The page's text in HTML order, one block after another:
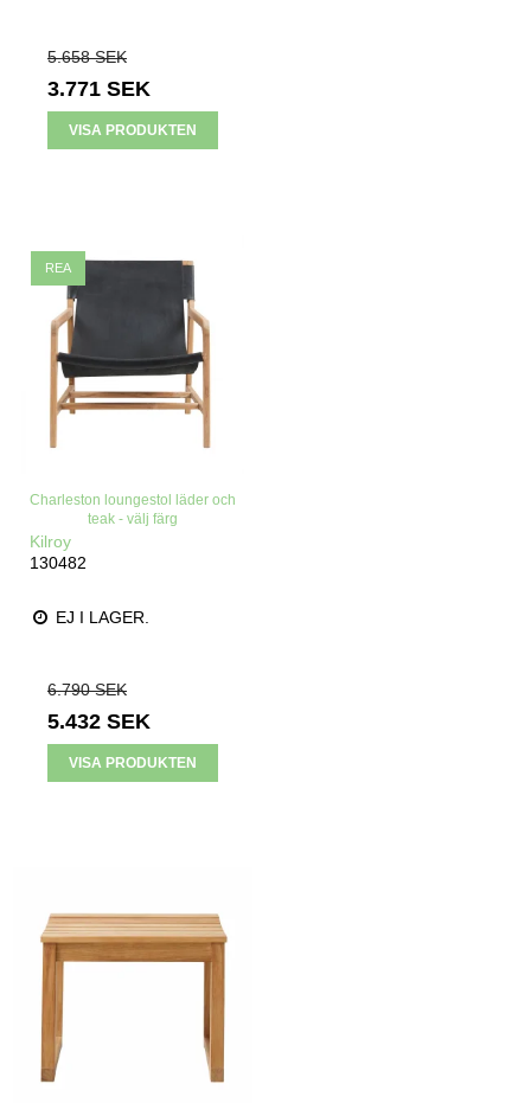
5.658 SEK
3.771 SEK
VISA PRODUKTEN
REA
Charleston loungestol läder och
teak - välj färg
Kilroy
130482
EJ I LAGER.
6.790 SEK
5.432 SEK
VISA PRODUKTEN